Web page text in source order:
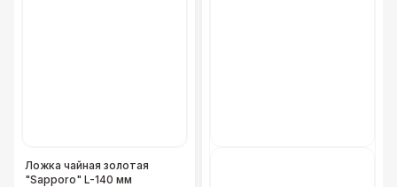
Ложка чайная золотая
"Sapporo" L-140 мм